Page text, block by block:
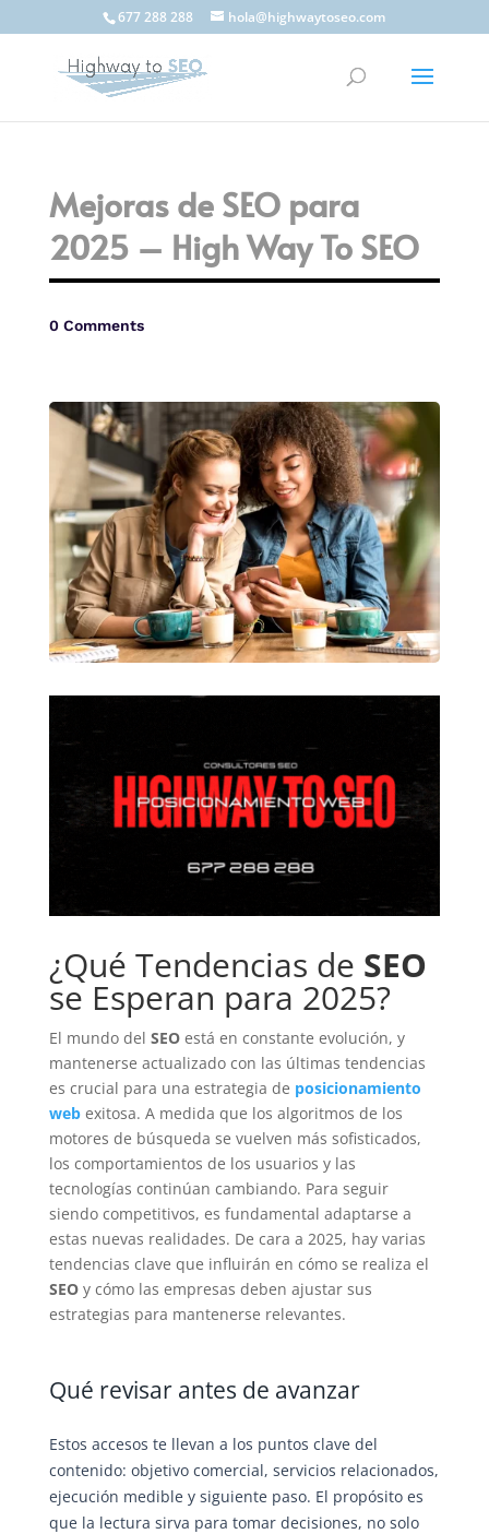
677 288 288 hola@highwaytoseo.com
Mejoras de SEO para
2025 – High Way To SEO
0 Comments
¿Qué Tendencias de SEO
se Esperan para 2025?
El mundo del SEOestá en constante evolución, y
mantenerse actualizado con las últimas tendencias
es crucial para una estrategia de posicionamiento
webexitosa. A medida que los algoritmos de los
motores de búsqueda se vuelven más sofisticados,
los comportamientos de los usuarios y las
tecnologías continúan cambiando. Para seguir
siendo competitivos, es fundamental adaptarse a
estas nuevas realidades. De cara a 2025, hay varias
tendencias clave que influirán en cómo se realiza el
SEOy cómo las empresas deben ajustar sus
estrategias para mantenerse relevantes.
Qué revisar antes de avanzar
Estos accesos te llevan a los puntos clave del
contenido: objetivo comercial, servicios relacionados,
ejecución medible y siguiente paso. El propósito es
que la lectura sirva para tomar decisiones, no solo